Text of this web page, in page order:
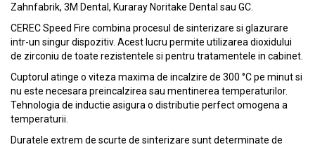
Zahnfabrik, 3M Dental, Kuraray Noritake Dental sau GC.
CEREC Speed Fire combina procesul de sinterizare si glazurare
intr-un singur dispozitiv. Acest lucru permite utilizarea dioxidului
de zirconiu de toate rezistentele si pentru tratamentele in cabinet.
Cuptorul atinge o viteza maxima de incalzire de 300 °C pe minut si
nu este necesara preincalzirea sau mentinerea temperaturilor.
Tehnologia de inductie asigura o distributie perfect omogena a
temperaturii.
Duratele extrem de scurte de sinterizare sunt determinate de